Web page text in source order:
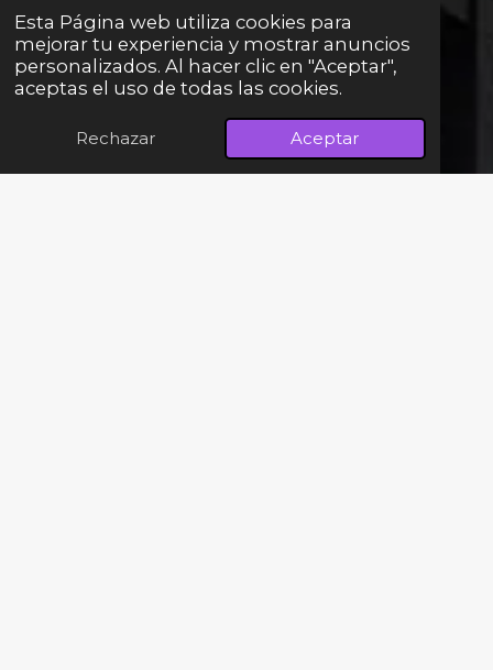
Esta Página web utiliza cookies para
mejorar tu experiencia y mostrar anuncios
personalizados. Al hacer clic en "Aceptar",
aceptas el uso de todas las cookies.
Rechazar Aceptar